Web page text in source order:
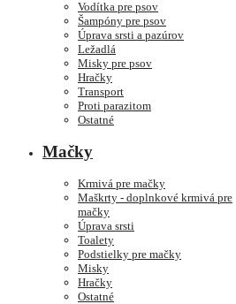
Vodítka pre psov
Šampóny pre psov
Úprava srsti a pazúrov
Ležadlá
Misky pre psov
Hračky
Transport
Proti parazitom
Ostatné
Mačky
Krmivá pre mačky
Maškrty - doplnkové krmivá pre
mačky
Úprava srsti
Toalety
Podstielky pre mačky
Misky
Hračky
Ostatné